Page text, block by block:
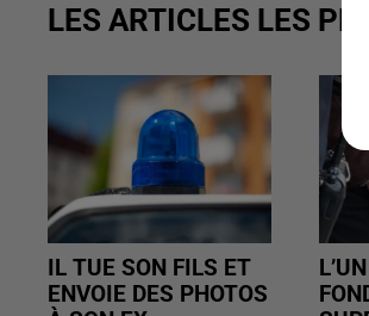
LES ARTICLES LES
IL TUE SON FILS ET
ENVOIE DES PHOTOS